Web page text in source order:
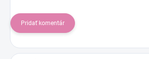
Pridať komentár